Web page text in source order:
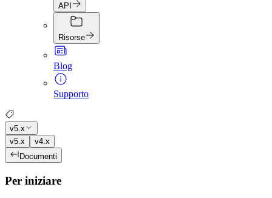
API
Risorse
Blog
Supporto
v5.x
v5.x
v4.x
Documenti
Per iniziare